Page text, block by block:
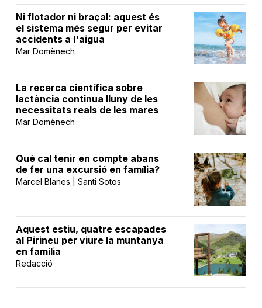
Ni flotador ni braçal: aquest és
el sistema més segur per evitar
accidents a l'aigua
Mar Domènech
La recerca científica sobre
lactància continua lluny de les
necessitats reals de les mares
Mar Domènech
Què cal tenir en compte abans
de fer una excursió en família?
Marcel Blanes | Santi Sotos
Aquest estiu, quatre escapades
al Pirineu per viure la muntanya
en família
Redacció